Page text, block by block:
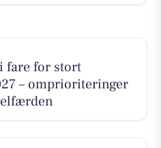
fare for stort
– omprioriteringer